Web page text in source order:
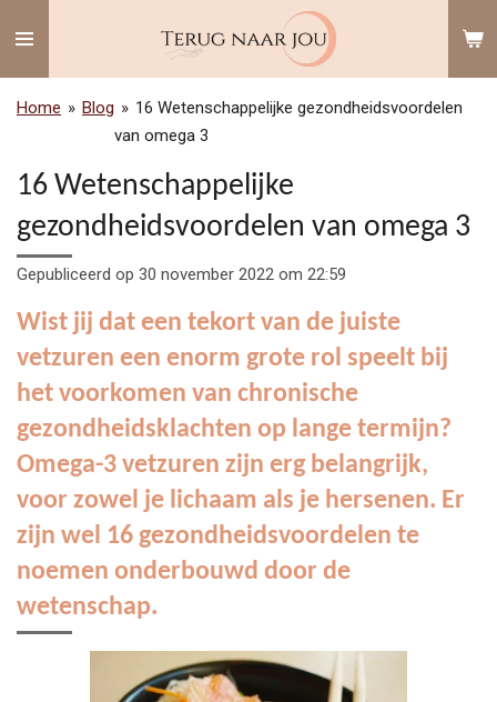
direct
naar
de
Home » Blog » 16 Wetenschappelijke gezondheidsvoordelen
van omega 3
16 Wetenschappelijke
gezondheidsvoordelen van omega 3
Gepubliceerd op 30 november 2022 om 22:59
Wist jij dat een tekort van de juiste
vetzuren een enorm grote rol speelt bij
het voorkomen van chronische
gezondheidsklachten op lange termijn?
Omega-3 vetzuren zijn erg belangrijk,
voor zowel je lichaam als je hersenen. Er
zijn wel 16 gezondheidsvoordelen te
noemen onderbouwd door de
wetenschap.